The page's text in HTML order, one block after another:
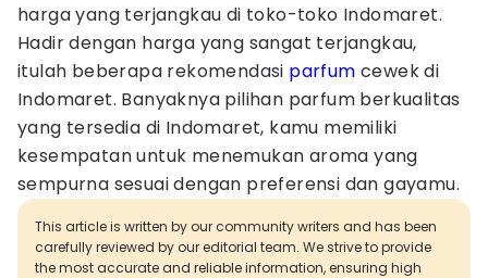
harga yang terjangkau di toko-toko Indomaret.
Hadir dengan harga yang sangat terjangkau,
itulah beberapa rekomendasi parfum cewek di
Indomaret. Banyaknya pilihan parfum berkualitas
yang tersedia di Indomaret, kamu memiliki
kesempatan untuk menemukan aroma yang
sempurna sesuai dengan preferensi dan gayamu.
This article is written by our community writers and has been
carefully reviewed by our editorial team. We strive to provide
the most accurate and reliable information, ensuring high